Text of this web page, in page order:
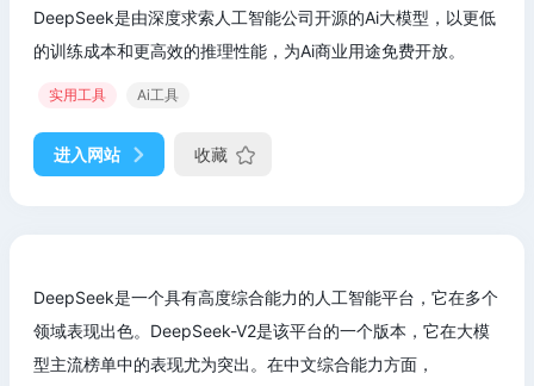
DeepSeek是由深度求索人工智能公司开源的Ai大模型，以更低
的训练成本和更高效的推理性能，为Ai商业用途免费开放。
实用工具 Ai工具
进入网站 收藏
DeepSeek是一个具有高度综合能力的人工智能平台，它在多个
领域表现出色。DeepSeek-V2是该平台的一个版本，它在大模
型主流榜单中的表现尤为突出。在中文综合能力方面，